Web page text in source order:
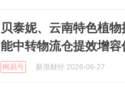
贝泰妮、云南特色植
能中转物流仓提效增容
网易号 新浪财经 2026-06-27